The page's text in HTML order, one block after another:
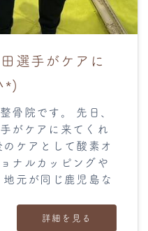
選手がケアに
骨院です。 先日、
がケアに来てくれ
ケアとして酸素オ
ナルカッピングや
元が同じ鹿児島な
詳細を見る